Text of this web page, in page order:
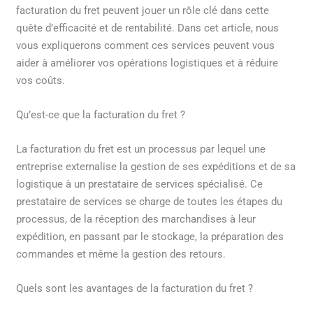
facturation du fret peuvent jouer un rôle clé dans cette
quête d’efficacité et de rentabilité. Dans cet article, nous
vous expliquerons comment ces services peuvent vous
aider à améliorer vos opérations logistiques et à réduire
vos coûts.
Qu’est-ce que la facturation du fret ?
La facturation du fret est un processus par lequel une
entreprise externalise la gestion de ses expéditions et de sa
logistique à un prestataire de services spécialisé. Ce
prestataire de services se charge de toutes les étapes du
processus, de la réception des marchandises à leur
expédition, en passant par le stockage, la préparation des
commandes et même la gestion des retours.
Quels sont les avantages de la facturation du fret ?